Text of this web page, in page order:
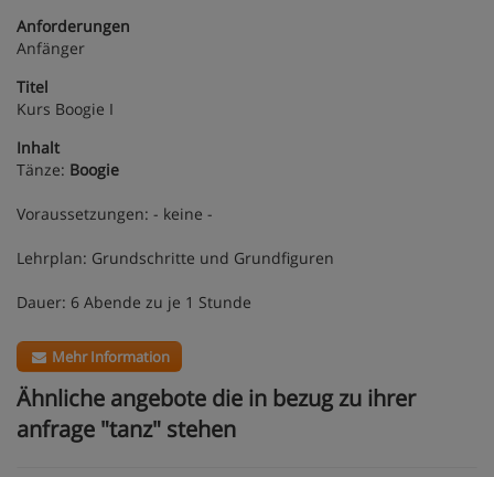
Anforderungen
Anfänger
Titel
Kurs Boogie I
Inhalt
Tänze: Boogie
Voraussetzungen: - keine -
Lehrplan: Grundschritte und Grundfiguren
Dauer: 6 Abende zu je 1 Stunde
Mehr Information
Ähnliche angebote die in bezug zu ihrer
anfrage "tanz" stehen